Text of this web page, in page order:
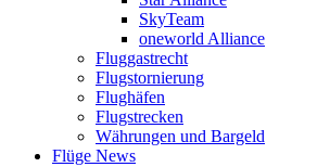
SkyTeam
oneworld Alliance
Fluggastrecht
Flugstornierung
Flughäfen
Flugstrecken
Währungen und Bargeld
Flüge News